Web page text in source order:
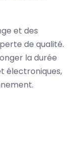
et des
de qualité.
la durée
électroniques,